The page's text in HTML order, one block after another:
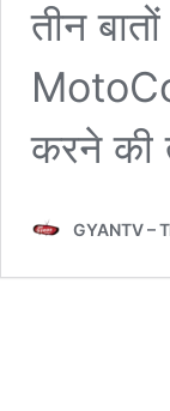
तीन
करने की
GYANTV –